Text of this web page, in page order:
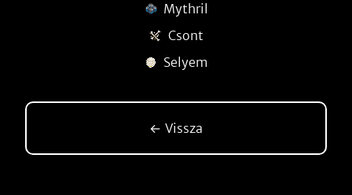
Mythril
Csont
Selyem
← Vissza